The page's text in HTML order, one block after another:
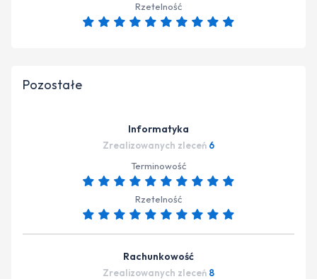
Rzetelność
Pozostałe
Informatyka
Zrealizowanych zleceń 6
Terminowość
Rzetelność
Rachunkowość
Zrealizowanych zleceń 8